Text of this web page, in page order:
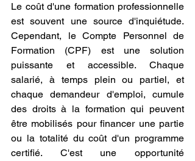
Le coût d'une formation professionnelle
est souvent une source d'inquiétude.
Cependant, le Compte Personnel de
Formation (CPF) est une solution
puissante et accessible. Chaque
salarié, à temps plein ou partiel, et
chaque demandeur d'emploi, cumule
des droits à la formation qui peuvent
être mobilisés pour financer une partie
ou la totalité du coût d'un programme
certifié. C'est une opportunité